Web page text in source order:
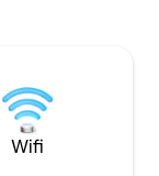
DE CASCADE van
van San Rafael (6
supermarkt,
kassier, enz.
Wifi